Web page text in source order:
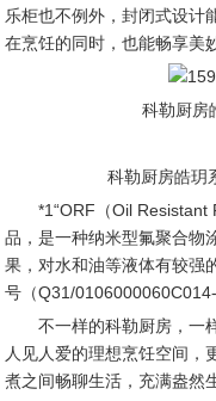
乐柜也不例外，封闭式设计
在烹饪的同时，也能畅享美
科勒厨房
科勒厨房皓玥
*1“ORF（Oil Resistant
品，是一种纳米型氟聚合物
果，对水和油等液体有较强
号（Q31/
不一样的科勒厨房，一
人见人爱的理想烹饪空间，
煮之间畅聊生活，充满盎然